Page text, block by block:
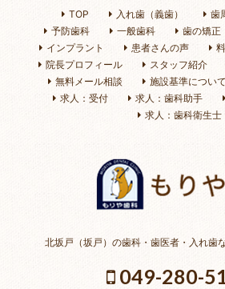
TOP 入れ歯（義歯）
歯
予防歯科
一般歯科 歯の矯正
インプラント
患者さんの声
院長プロフィール
スタッフ紹介
無料メール相談
施設基準について
求人：受付
求人：歯科助手
求人：歯科衛生士
北坂戸（坂戸）の歯科・歯医者・入れ歯
049-280-